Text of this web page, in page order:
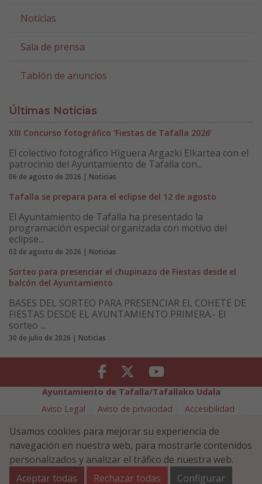
Noticias
Sala de prensa
Tablón de anuncios
Últimas Noticias
XIII Concurso fotográfico ‘Fiestas de Tafalla 2026’
El colectivo fotográfico Higuera Argazki Elkartea con el
patrocinio del Ayuntamiento de Tafalla con...
06 de agosto de 2026 | Noticias
Tafalla se prepara para el eclipse del 12 de agosto
El Ayuntamiento de Tafalla ha presentado la
programación especial organizada con motivo del
eclipse...
03 de agosto de 2026 | Noticias
Sorteo para presenciar el chupinazo de Fiestas desde el
balcón del Ayuntamiento
BASES DEL SORTEO PARA PRESENCIAR EL COHETE DE
FIESTAS DESDE EL AYUNTAMIENTO PRIMERA.- El
sorteo ...
30 de julio de 2026 | Noticias
Facebook Twitter Youtube
Ayuntamiento de Tafalla/Tafallako Udala
Aviso Legal
Aviso de privacidad
Accesibilidad
Política de Seguridad de la Información
Plaza Navarra 5 - 31300 Tafalla (NAVARRA)
948 70 18 11
ayuntamiento@tafalla.es
Usamos cookies para mejorar su experiencia de
navegación en nuestra web, para mostrarle contenidos
personalizados y analizar el tráfico de nuestra web.
Aceptar todas
Rechazar todas Configurar